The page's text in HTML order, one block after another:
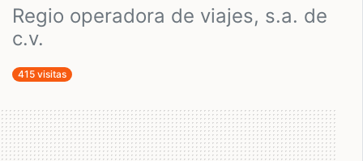
regio operadora de viajes, s.a. de
c.v.
415 visitas